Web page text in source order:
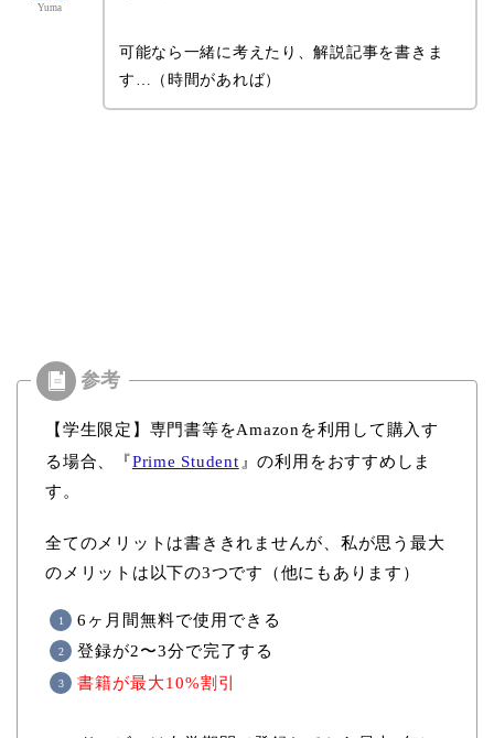
Yuma
可能なら一緒に考えたり、解説記事を書きま
す…（時間があれば）
【学生限定】専門書等をAmazonを利用して購入す
る場合、『Prime Student 』の利用をおすすめしま
す。
全てのメリットは書ききれませんが、私が思う最大
のメリットは以下の3つです（他にもあります）
6ヶ月間無料で使用できる
登録が2〜3分で完了する
書籍が最大10%割引